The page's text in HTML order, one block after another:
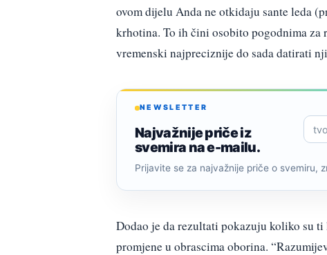
ovom dijelu Anda ne otkidaju sante leda
krhotina. To ih čini osobito pogodnima
vremenski najpreciznije do sada datirati
NEWSLETTER
Najvažnije priče iz
svemira na e-mailu.
Prijavite se za najvažnije priče o svemiru,
Dodao je da rezultati pokazuju koliko su
promjene u obrascima oborina.